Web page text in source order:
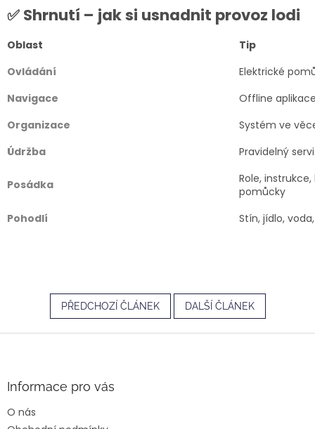
✅ Shrnutí – jak si usnadnit provoz lodi
Oblast
Tip
Ovládání
Elektrické
Navigace
Offline
Organizace
Systém ve
Údržba
Pravidelný
Posádka
Role,
pomůcky
Pohodlí
Stín, jídlo,
PŘEDCHOZÍ ČLÁNEK DALŠÍ ČLÁNEK
Informace pro vás
O nás